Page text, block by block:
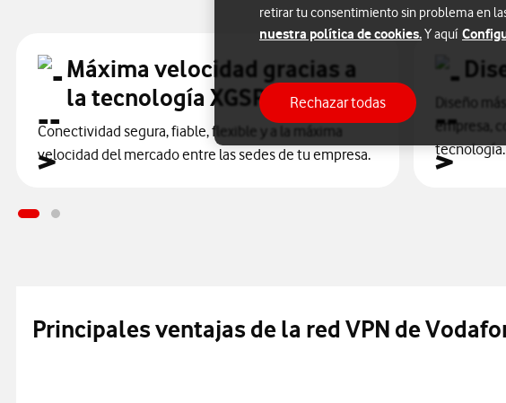
Máxima velocidad gracias a
la tecnología XGSPON
Conectividad segura, fiable, flexible y a la máxima
velocidad del mercado entre las sedes de tu empresa.
Diseño
empresa,
tecnología.
Principales ventajas de la red VPN de
retirar tu consentimiento sin problema en
nuestra política de cookies.Y aquí
Rechazar todas